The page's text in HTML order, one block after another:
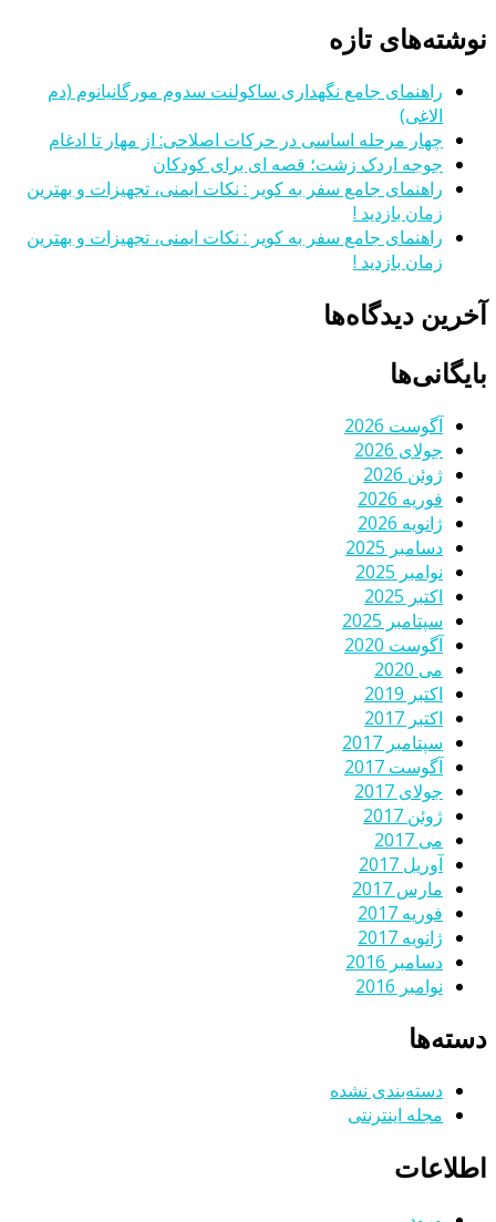
نوشته‌های تازه
راهنمای جامع نگهداری ساکولنت سدوم مورگانیانوم (دم
الاغی)
چهار مرحله اساسی در حرکات اصلاحی: از مهار تا ادغام
جوجه اردک زشت؛ قصه ای برای کودکان
راهنمای جامع سفر به کویر : نکات ایمنی، تجهیزات و بهترین
زمان بازدید !
راهنمای جامع سفر به کویر : نکات ایمنی، تجهیزات و بهترین
زمان بازدید !
آخرین دیدگاه‌ها
بایگانی‌ها
آگوست 2026
جولای 2026
ژوئن 2026
فوریه 2026
ژانویه 2026
دسامبر 2025
نوامبر 2025
اکتبر 2025
سپتامبر 2025
آگوست 2020
می 2020
اکتبر 2019
اکتبر 2017
سپتامبر 2017
آگوست 2017
جولای 2017
ژوئن 2017
می 2017
آوریل 2017
مارس 2017
فوریه 2017
ژانویه 2017
دسامبر 2016
نوامبر 2016
دسته‌ها
دسته‌بندی نشده
مجله اینترنتی
اطلاعات